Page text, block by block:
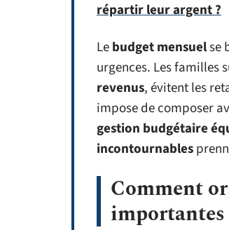
répartir leur argent ?
Lebudget mensuelse
urgences. Les familles
revenus, évitent les
impose de composer
gestion budgétaire
incontournables
Comment
importantes